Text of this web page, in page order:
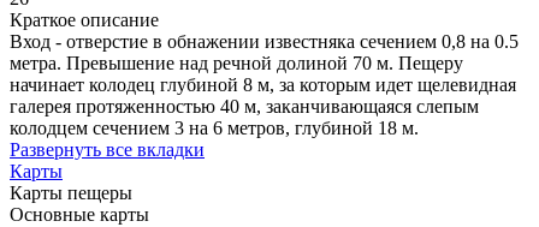
Краткое описание
Вход - отверстие в обнажении известняка сечением 0,8 на 0.5
метра. Превышение над речной долиной 70 м. Пещеру
начинает колодец глубиной 8 м, за которым идет щелевидная
галерея протяженностью 40 м, заканчивающаяся слепым
колодцем сечением 3 на 6 метров, глубиной 18 м.
Развернуть все вкладки
Карты
Карты пещеры
Основные карты